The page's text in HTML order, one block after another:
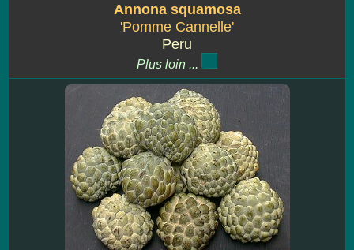
Annona squamosa
'Pomme Cannelle'
Peru
Plus loin ...